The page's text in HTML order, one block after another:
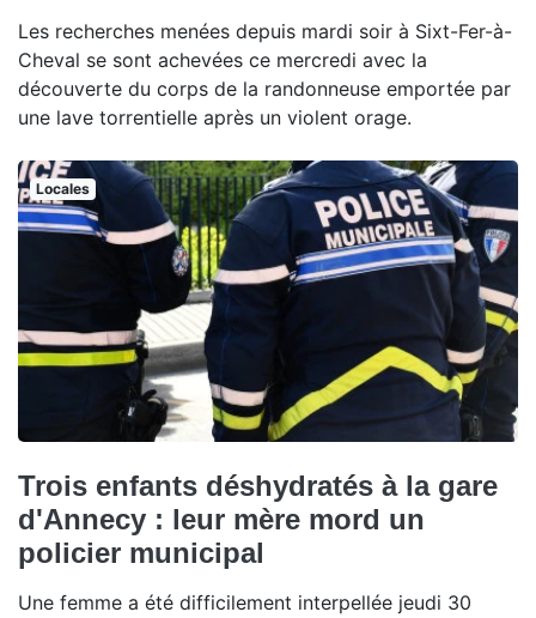
Les recherches menées depuis mardi soir à Sixt-Fer-à-
Cheval se sont achevées ce mercredi avec la
découverte du corps de la randonneuse emportée par
une lave torrentielle après un violent orage.
Locales
Trois enfants déshydratés à la gare
d'Annecy : leur mère mord un
policier municipal
Une femme a été difficilement interpellée jeudi 30